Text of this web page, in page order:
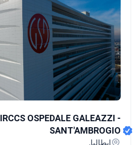
IRCCS OSPEDALE GALEAZZI -
SANT'AMBROGIO
إيطاليا,